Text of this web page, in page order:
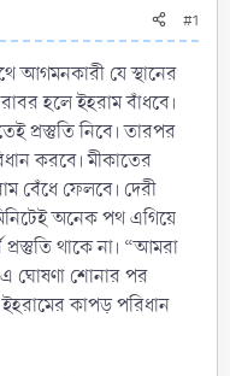
#1
আগমনকারী যে স্থানের
হলে ইহরাম বাঁধবে।
প্রস্তুতি নিবে। তারপর
করবে। মীকাতের
বেঁধে ফেলবে। দেরী
অনেক পথ এগিয়ে
থাকে না। “আমরা
এ ঘোষণা শোনার পর
কাপড় পরিধান